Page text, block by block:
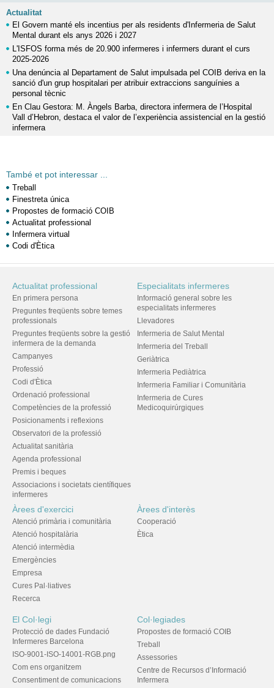
Actualitat
El Govern manté els incentius per als residents d'Infermeria de Salut
Mental durant els anys 2026 i 2027
L'ISFOS forma més de 20.900 infermeres i infermers durant el curs
2025-2026
Una denúncia al Departament de Salut impulsada pel COIB deriva en la
sanció d'un grup hospitalari per atribuir extraccions sanguínies a
personal tècnic
En Clau Gestora: M. Àngels Barba, directora infermera de l’Hospital
Vall d’Hebron, destaca el valor de l’experiència assistencial en la gestió
infermera
També et pot interessar ...
Treball
Finestreta única
Propostes de formació COIB
Actualitat professional
Infermera virtual
Codi d'Ètica
Actualitat professional
En primera persona
Preguntes freqüents sobre temes
professionals
Preguntes freqüents sobre la gestió
infermera de la demanda
Campanyes
Professió
Codi d'Ètica
Ordenació professional
Competències de la professió
Posicionaments i reflexions
Observatori de la professió
Actualitat sanitària
Agenda professional
Premis i beques
Associacions i societats científiques
infermeres
Especialitats infermeres
Informació general sobre les
especialitats infermeres
Llevadores
Infermeria de Salut Mental
Infermeria del Treball
Geriàtrica
Infermeria Pediàtrica
Infermeria Familiar i Comunitària
Infermeria de Cures
Medicoquirúrgiques
Àrees d'exercici
Atenció primària i comunitària
Atenció hospitalària
Atenció intermèdia
Emergències
Empresa
Cures Pal·liatives
Recerca
Àrees d'interès
Cooperació
Ètica
El Col·legi
Protecció de dades Fundació
Infermeres Barcelona
ISO-9001-ISO-14001-RGB.png
Com ens organitzem
Consentiment de comunicacions
Col·legiades
Propostes de formació COIB
Treball
Assessories
Centre de Recursos d’Informació
Infermera